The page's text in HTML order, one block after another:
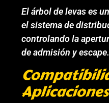
El árbol de levas es
el sistema de
controlando la
de admisión y escape.